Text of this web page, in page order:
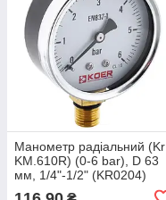
Манометр радіальний (Kr
KM.610R) (0-6 bar), D 63
мм, 1/4"-1/2" (KR0204)